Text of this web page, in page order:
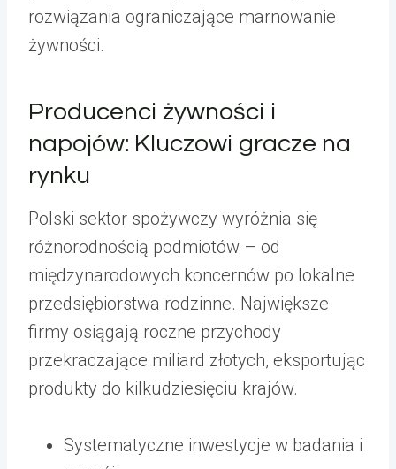
rozwiązania ograniczające marnowanie
żywności.
Producenci żywności i
napojów: Kluczowi gracze na
rynku
Polski sektor spożywczy wyróżnia się
różnorodnością podmiotów – od
międzynarodowych koncernów po lokalne
przedsiębiorstwa rodzinne. Największe
firmy osiągają roczne przychody
przekraczające miliard złotych, eksportując
produkty do kilkudziesięciu krajów.
Systematyczne inwestycje w badania i